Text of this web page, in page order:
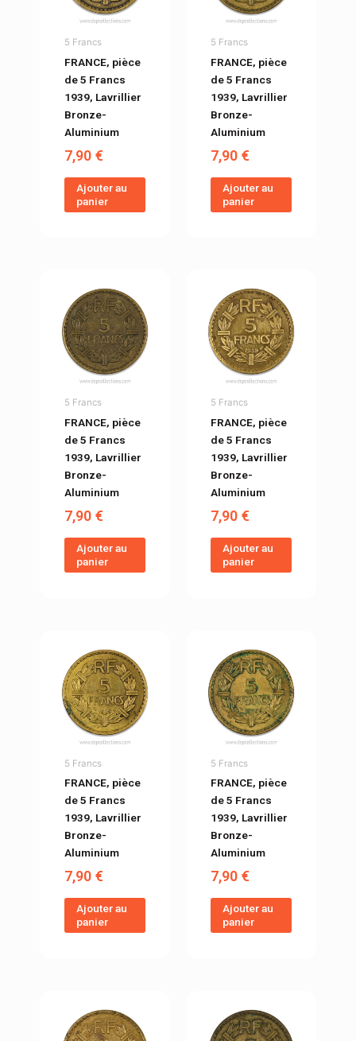
5 Francs
FRANCE, pièce
de 5 Francs
1939, Lavrillier
Bronze-
Aluminium
7,90€
Ajouter au
panier
5 Francs
FRANCE, pièce
de 5 Francs
1939, Lavrillier
Bronze-
Aluminium
7,90€
Ajouter au
panier
5 Francs
FRANCE, pièce
de 5 Francs
1939, Lavrillier
Bronze-
Aluminium
7,90€
Ajouter au
panier
5 Francs
FRANCE, pièce
de 5 Francs
1939, Lavrillier
Bronze-
Aluminium
7,90€
Ajouter au
panier
5 Francs
FRANCE, pièce
de 5 Francs
1939, Lavrillier
Bronze-
Aluminium
7,90€
Ajouter au
panier
5 Francs
FRANCE, pièce
de 5 Francs
1939, Lavrillier
Bronze-
Aluminium
7,90€
Ajouter au
panier